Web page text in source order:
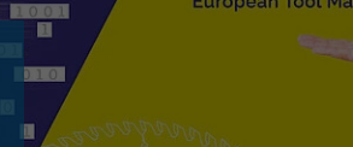
Việt Nam
ประเทศไทย